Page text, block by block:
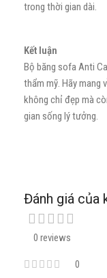
trong thời gian dài.
Kết luận
Bộ băng sofa Anti
thẩm mỹ. Hãy mang
không chỉ đẹp mà
gian sống lý tưởng.
Đánh giá của
0 reviews
0